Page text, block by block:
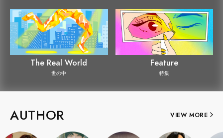
The Real World
世の中
Feature
特集
AUTHOR VIEW MORE